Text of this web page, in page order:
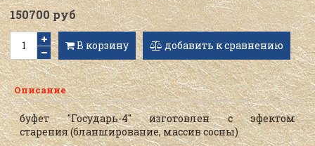
150700 руб
В корзину добавить к сравнению
Описание
буфет "Государь-4" изготовлен с эфектом
старения(бланширование, массив сосны)